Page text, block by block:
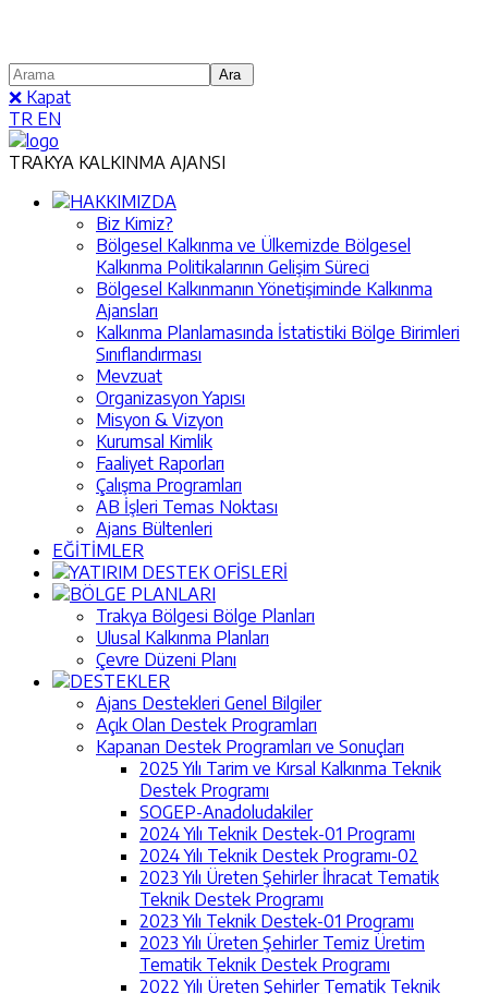
❌ Kapat
TR EN
TRAKYA KALKINMA AJANSI
HAKKIMIZDA
Biz Kimiz?
Bölgesel Kalkınma ve Ülkemizde Bölgesel
Kalkınma Politikalarının Gelişim Süreci
Bölgesel Kalkınmanın Yönetişiminde Kalkınma
Ajansları
Kalkınma Planlamasında İstatistiki Bölge Birimleri
Sınıflandırması
Mevzuat
Organizasyon Yapısı
Misyon & Vizyon
Kurumsal Kimlik
Faaliyet Raporları
Çalışma Programları
AB İşleri Temas Noktası
Ajans Bültenleri
EĞİTİMLER
YATIRIM DESTEK OFİSLERİ
BÖLGE PLANLARI
Trakya Bölgesi Bölge Planları
Ulusal Kalkınma Planları
Çevre Düzeni Planı
DESTEKLER
Ajans Destekleri Genel Bilgiler
Açık Olan Destek Programları
Kapanan Destek Programları ve Sonuçları
2025 Yılı Tarim ve Kırsal Kalkınma Teknik
Destek Programı
SOGEP-Anadoludakiler
2024 Yılı Teknik Destek-01 Programı
2024 Yılı Teknik Destek Programı-02
2023 Yılı Üreten Şehirler İhracat Tematik
Teknik Destek Programı
2023 Yılı Teknik Destek-01 Programı
2023 Yılı Üreten Şehirler Temiz Üretim
Tematik Teknik Destek Programı
2022 Yılı Üreten Şehirler Tematik Teknik